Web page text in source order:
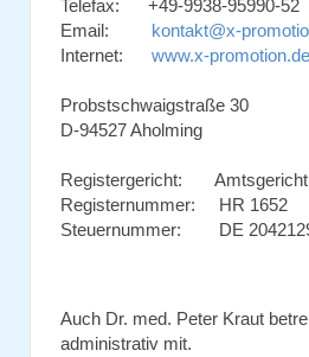
Telefax: +49-9938-95990-52
Email: kontakt@x-
Internet: www.x-promotion.de
Probstschwaigstraße 30
D-94527 Aholming
Registergericht: Amtsgericht
Registernummer: HR 1652
Steuernummer: DE
Auch Dr. med. Peter Kraut
administrativ mit.